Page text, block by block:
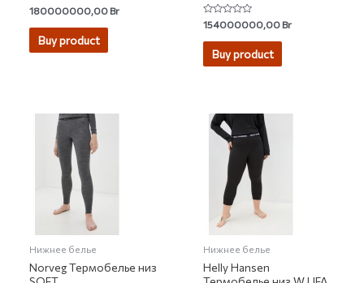
Rated
5.00
out of 5
180000000,00Br
Buy product
Rated
0
out
154000000,00Br
Buy product
Нижнее белье
Norveg Термобелье низ
Нижнее белье
Helly Hansen